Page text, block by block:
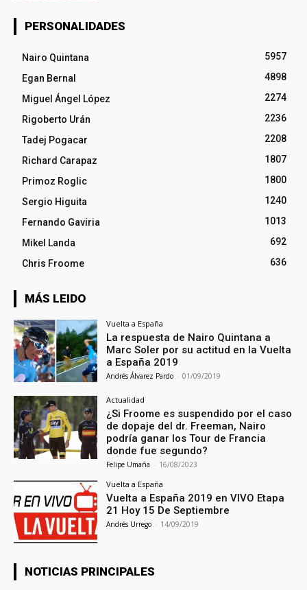
PERSONALIDADES
Nairo Quintana
5957
Egan Bernal
4898
Miguel Ángel López
2274
Rigoberto Urán
2236
Tadej Pogacar
2208
Richard Carapaz
1807
Primoz Roglic
1800
Sergio Higuita
1240
Fernando Gaviria
1013
Mikel Landa
692
Chris Froome
636
MÁS LEIDO
Vuelta a España
La respuesta de Nairo Quintana a
Marc Soler por su actitud en la Vuelta
a España 2019
Andrés Álvarez Pardo - 01/09/2019
Actualidad
¿Si Froome es suspendido por el caso
de dopaje del dr. Freeman, Nairo
podría ganar los Tour de Francia
donde fue segundo?
Felipe Umaña - 16/08/2023
Vuelta a España
Vuelta a España 2019 en VIVO Etapa
21 Hoy 15 De Septiembre
Andrés Urrego - 14/09/2019
NOTICIAS PRINCIPALES